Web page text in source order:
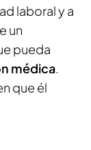
laboral y a
un
pueda
médica.
que él